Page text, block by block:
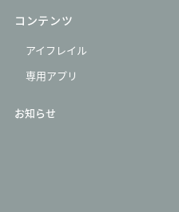
コンテンツ
アイフレイル
専用アプリ
お知らせ